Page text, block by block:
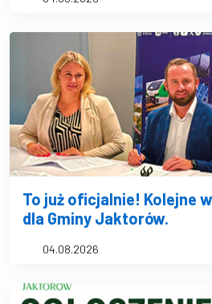
To już oficjalnie! Kolejne
dla Gminy Jaktorów.
04.08.2026